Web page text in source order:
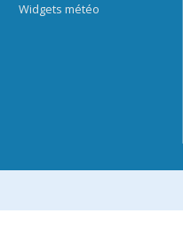
Widgets météo